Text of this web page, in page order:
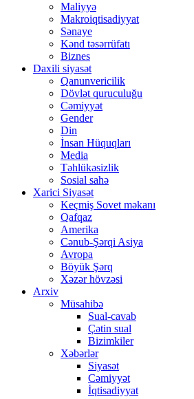
Maliyyə
Makroiqtisadiyyat
Sənaye
Kənd təsərrüfatı
Biznes
Daxili siyasət
Qanunvericilik
Dövlət quruculuğu
Cəmiyyət
Gender
Din
İnsan Hüquqları
Media
Təhlükəsizlik
Sosial sahə
Xarici Siyasət
Keçmiş Sovet məkanı
Qafqaz
Amerika
Cənub-Şərqi Asiya
Avropa
Böyük Şərq
Xəzər hövzəsi
Arxiv
Müsahibə
Sual-cavab
Çətin sual
Bizimkiler
Xəbərlər
Siyasət
Cəmiyyət
İqtisadiyyat